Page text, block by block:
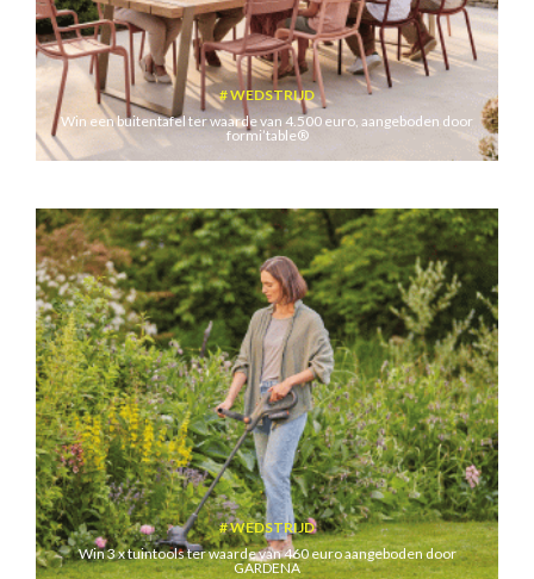
WEDSTRIJD
Win een buitentafel ter waarde van 4.500 euro, aangeboden door
formi’table®
WEDSTRIJD
Win 3 x tuintools ter waarde van 460 euro aangeboden door
GARDENA